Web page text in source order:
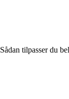
Sådan tilpasser du